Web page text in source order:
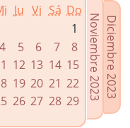
Ju Vi Sá Do
1
4 5 6 7
8
12 13 14 15
19 20 21 22
26 27 28 29
Diciembre 2023
Noviembre 2023